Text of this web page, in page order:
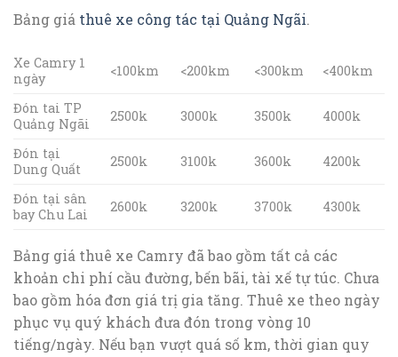
Bảng giá thuê xe công tác tại Quảng Ngãi.
Xe Camry 1
ngày
<100km <200km <300km <400km
Đón tai TP
Quảng Ngãi
2500k 3000k 3500k 4000k
Đón tại
Dung Quất
2500k 3100k 3600k 4200k
Đón tại sân
bay Chu Lai
2600k 3200k 3700k 4300k
Bảng giá thuê xe Camry đã bao gồm tất cả các
khoản chi phí cầu đường, bến bãi, tài xế tự túc. Chưa
bao gồm hóa đơn giá trị gia tăng. Thuê xe theo ngày
phục vụ quý khách đưa đón trong vòng 10
tiếng/ngày. Nếu bạn vượt quá số km, thời gian quy